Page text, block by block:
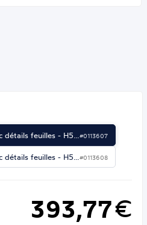
détails feuilles - H5…#0113607
détails feuilles - H5…#0113608
393,77€